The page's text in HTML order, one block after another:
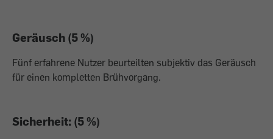
Geräusch (5 %)
Fünf erfahrene Nutzer beurteilten subjektiv das Geräusch
für einen kompletten Brühvorgang.
Sicherheit: (5 %)